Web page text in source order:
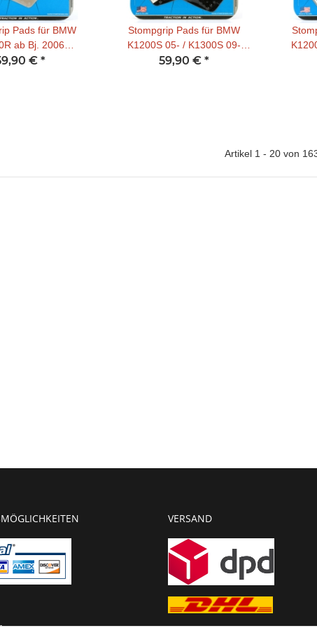
Pads für BMW
ab Bj. 2006
€ *
Stompgrip Pads für BMW
K1200S 05- / K1300S 09-
schwarz
59,90 €*
Artikel 1 - 20 von
VERSAND